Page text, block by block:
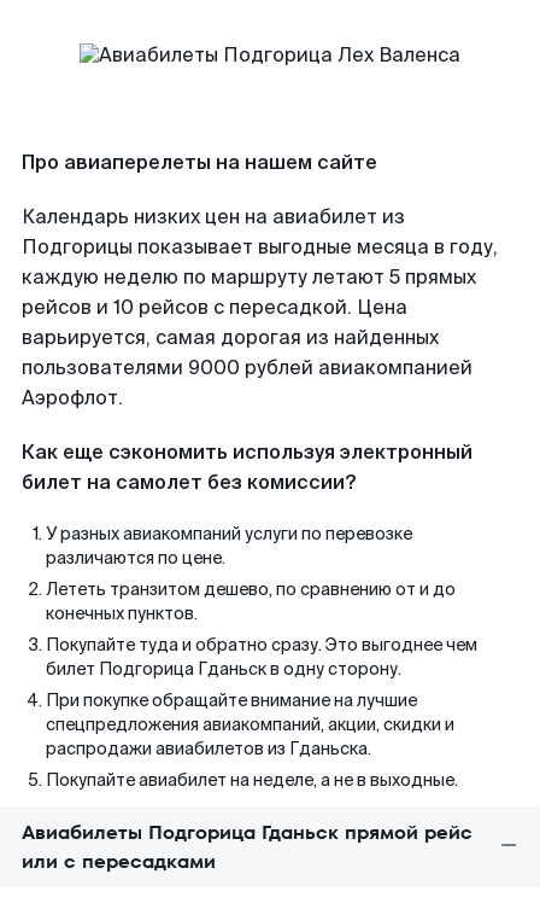
Про авиаперелеты на нашем сайте
Календарь низких цен на авиабилет из
Подгорицы показывает выгодные месяца в году,
каждую неделю по маршруту летают 5 прямых
рейсов и 10 рейсов с пересадкой. Цена
варьируется, самая дорогая из найденных
пользователями 9000 рублей авиакомпанией
Аэрофлот.
Как еще сэкономить используя электронный
билет на самолет без комиссии?
У разных авиакомпаний услуги по перевозке
различаются по цене.
Лететь транзитом дешево, по сравнению от и до
конечных пунктов.
Покупайте туда и обратно сразу. Это выгоднее чем
билет Подгорица Гданьск в одну сторону.
При покупке обращайте внимание на лучшие
спецпредложения авиакомпаний, акции, скидки и
распродажи авиабилетов из Гданьска.
Покупайте авиабилет на неделе, а не в выходные.
Авиабилеты Подгорица Гданьск прямой рейс
или с пересадками